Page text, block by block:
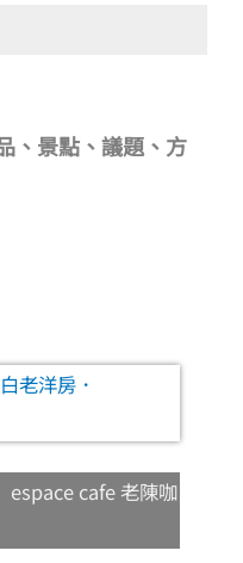
、景點、議題、方
cafe 老陳咖